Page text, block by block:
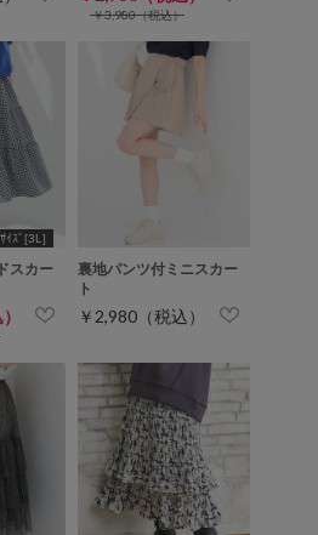
￥3,980（税込）
ｲｽﾞ[3L]
スカー
裏地パンツ付ミニスカー
ト
￥2,980（税込）